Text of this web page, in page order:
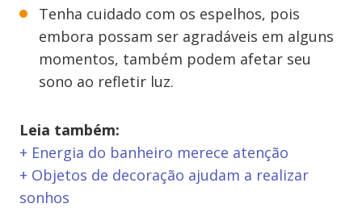
Tenha cuidado com os espelhos, pois
embora possam ser agradáveis em alguns
momentos, também podem afetar seu
sono ao refletir luz.
Leia também:
+ Energia do banheiro merece atenção
+ Objetos de decoração ajudam a realizar
sonhos